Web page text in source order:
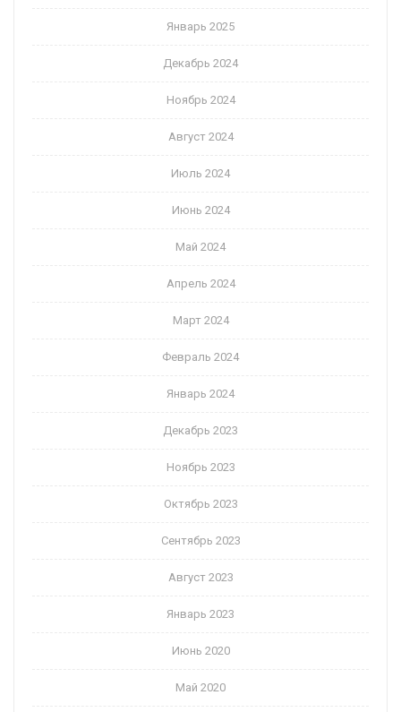
Январь 2025
Декабрь 2024
Ноябрь 2024
Август 2024
Июль 2024
Июнь 2024
Май 2024
Апрель 2024
Март 2024
Февраль 2024
Январь 2024
Декабрь 2023
Ноябрь 2023
Октябрь 2023
Сентябрь 2023
Август 2023
Январь 2023
Июнь 2020
Май 2020